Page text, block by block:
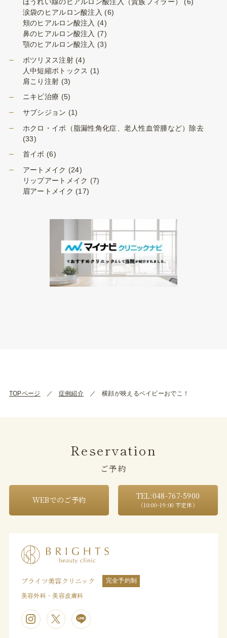
ほうれい線のヒアルロン酸注入（貴族フィラー）
(6)
涙袋のヒアルロン酸注入 (6)
頬のヒアルロン酸注入 (4)
鼻のヒアルロン酸注入 (7)
顎のヒアルロン酸注入 (3)
ボツリヌス注射(4)
人中短縮ボトックス (1)
肩こり注射 (3)
ニキビ治療 (5)
サブシジョン (1)
ホクロ・イボ（脂漏性角化症、老人性血管腫など）除去
(33)
首イボ (6)
アートメイク (24)
リップアートメイク (7)
眉アートメイク (17)
TOPページ 症例紹介 横顔が映えるベイビーおでこ！
Reservation
ご予約
WEBでのご予約 TEL:048-767-5900
（10:00~19:00 不定休）
ブライツ美容クリニック 完全予約制
美容外科・美容皮膚科